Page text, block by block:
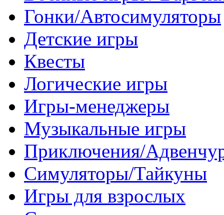
Гонки/Автосимуляторы
Детские игры
Квесты
Логические игры
Игры-менеджеры
Музыкальные игры
Приключения/
Симуляторы/Тайкуны
Игры для взрослых